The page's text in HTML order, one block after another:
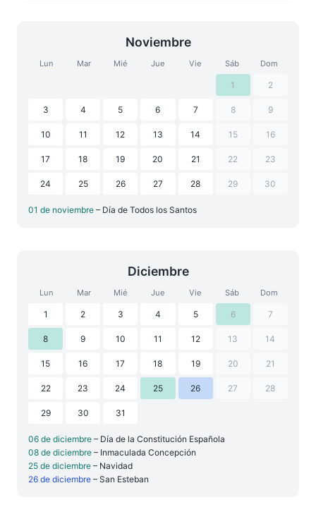
Noviembre
Lun Mar Mié Jue Vie Sáb Dom
1 2
3 4 5 6 7 8 9
10 11 12 13 14 15 16
17 18 19 20 21 22 23
24 25 26 27 28 29 30
01 de noviembre – Día de Todos los Santos
Diciembre
Lun Mar Mié Jue Vie Sáb Dom
1 2 3 4 5 6 7
8 9 10 11 12 13 14
15 16 17 18 19 20 21
22 23 24 25 26 27 28
29 30 31
06 de diciembre – Día de la Constitución Española
08 de diciembre – Inmaculada Concepción
25 de diciembre – Navidad
26 de diciembre – San Esteban